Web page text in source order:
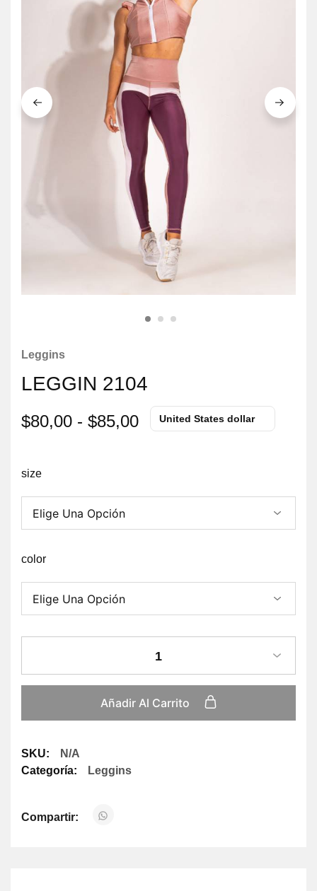
Leggins
LEGGIN 2104
$80,00 - $85,00 United States dollar
size
color
1
Añadir Al Carrito
SKU:
N/A
Categoría:
Leggins
Compartir: